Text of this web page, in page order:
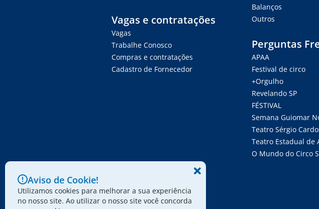
Vagas e contratações
Vagas
Trabalhe Conosco
Compras e contratações
Cadastro de Fornecedor
Balanços
Outros
Perguntas
APAA
Festival de circo
+Orgulho
Revelando SP
FÉSTIVAL
Semana Guiomar
Teatro Sérgio
Teatro Estadual de
O Mundo do Circo
Aviso de Cookie!
Utilizamos cookies para melhorar a sua experiência
no nosso site. Ao utilizar o nosso site você concorda